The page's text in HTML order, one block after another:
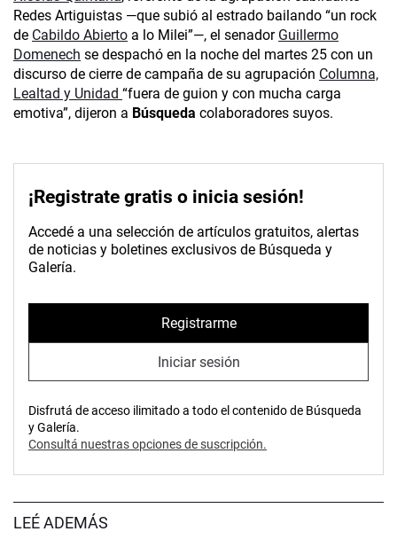
Redes Artiguistas —que subió al estrado bailando “un rock
de Cabildo Abierto a lo Milei”—, el senador Guillermo
Domenech se despachó en la noche del martes 25 con un
discurso de cierre de campaña de su agrupación Columna,
Lealtad y Unidad “fuera de guion y con mucha carga
emotiva”, dijeron a Búsqueda colaboradores suyos.
¡Registrate gratis o inicia sesión!
Accedé a una selección de artículos gratuitos, alertas
de noticias y boletines exclusivos de Búsqueda y
Galería.
Registrarme
Iniciar sesión
Disfrutá de acceso ilimitado a todo el contenido de Búsqueda
y Galería.
Consultá nuestras opciones de suscripción.
LEÉ ADEMÁS